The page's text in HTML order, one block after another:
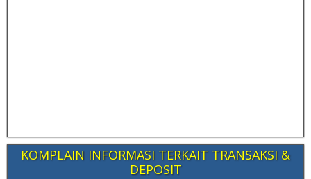
KOMPLAIN INFORMASI TERKAIT TRANSAKSI &
DEPOSIT